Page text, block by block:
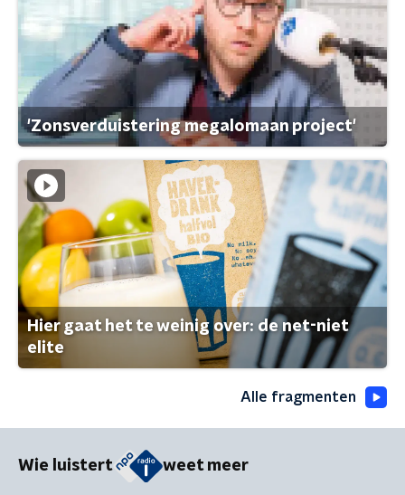
'Zonsverduistering megalomaan project'
Hier gaat het te weinig over: de net-niet
elite
Alle fragmenten
Wie luistert weet meer